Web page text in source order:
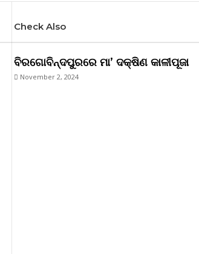
Check Also
ବିରଗୋବିନ୍ଦପୁରରେ ମା’ ଦକ୍ଷିଣ କାଳୀପୂଜା
November 2, 2024